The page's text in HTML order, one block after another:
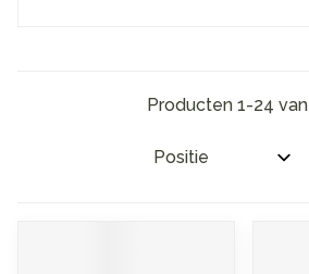
Producten 1-24 van
Sorteer op: